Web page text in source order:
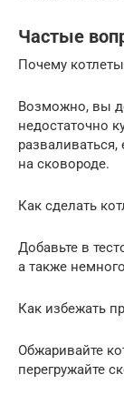
Частые
Почему
Возможно, вы
недостаточно
на сковороде.
Как сделать
Добавьте в
а также
Как избежать
Обжаривайте
перегружайте